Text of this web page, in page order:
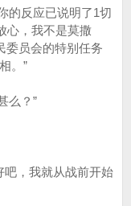
反应已说明了1切
心，我不是莫撒
员会的特别任务
。”
么？”
，我就从战前开始